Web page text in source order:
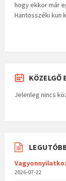
hogy ekkor már
Hantosszéki kun
KÖZELGŐ
Jelenleg nincs
2026-07-22